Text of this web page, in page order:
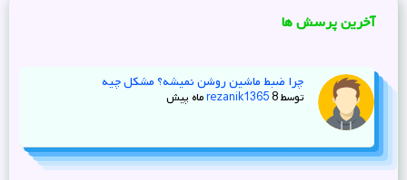
آخرین پرسش ها
چرا ضبط ماشین روشن نمیشه؟ مشکل چیه
توسط rezanik1365 8 ماه پیش